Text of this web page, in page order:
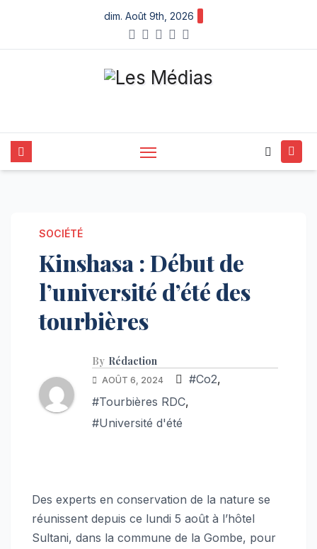
content
dim. Août 9th, 2026
SOCIÉTÉ
Kinshasa : Début de
l’université d’été des
tourbières
By Rédaction
AOÛT 6, 2024 #Co2,
#Tourbières RDC,
#Université d'été
Des experts en conservation de la nature se
réunissent depuis ce lundi 5 août à l’hôtel
Sultani, dans la commune de la Gombe, pour